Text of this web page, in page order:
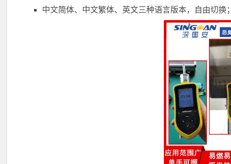
中文简体、中文繁体、英文三种语言版本，自由切换；